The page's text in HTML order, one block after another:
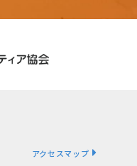
アクセスマップ